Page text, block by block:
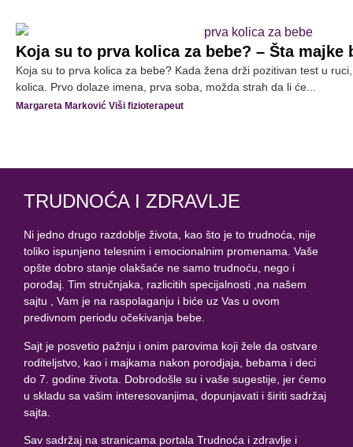
Koja su to prva kolica za bebe? – Šta majke
Koja su to prva kolica za bebe? Kada žena drži pozitivan test u
kolica. Prvo dolaze imena, prva soba, možda strah da li će...
Margareta Marković Viši fizioterapeut
TRUDNOĆA I ZDRAVLJE
Ni jedno drugo razdoblje života, kao što je to trudnoća, nije
toliko ispunjeno telesnim i emocionalnim promenama. Vaše
opšte dobro stanje olakšaće ne samo trudnoću, nego i
porođaj. Tim stručnjaka, razlicitih specijalnosti ,na našem
sajtu , Vam je na raspolaganju i biće uz Vas u ovom
predivnom periodu očekivanja bebe.
Sajt je posvetio pažnju i onim parovima koji žele da ostvare
roditeljstvo, kao i majkama nakon porodjaja, bebama i deci
do 7. godine života. Dobrodošle su i vaše sugestije, jer ćemo
u skladu sa vašim interesovanjima, dopunjavati i širiti sadržaj
sajta.
Sav sadržaj na stranicama portala Trudnoća i zdravlje i